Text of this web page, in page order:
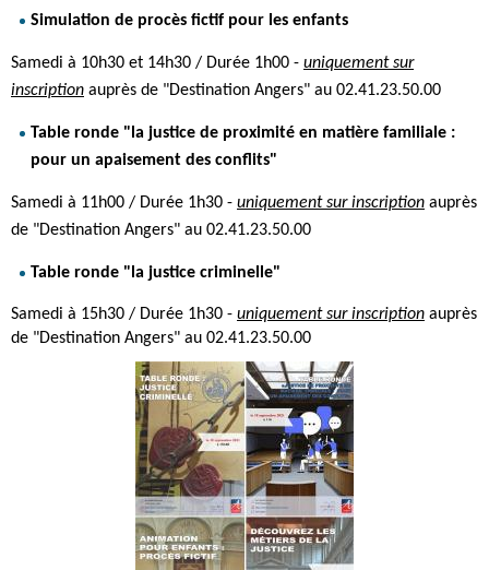
Simulation de procès fictif pour les enfants
Samedi à 10h30 et 14h30 / Durée 1h00 - uniquement sur
inscription auprès de "Destination Angers" au 02.41.23.50.00
Table ronde "la justice de proximité en matière familiale :
pour un apaisement des conflits"
Samedi à 11h00 / Durée 1h30 - uniquement sur inscription auprès
de "Destination Angers" au 02.41.23.50.00
Table ronde "la justice criminelle"
Samedi à 15h30 / Durée 1h30 - uniquement sur inscription auprès
de "Destination Angers" au 02.41.23.50.00